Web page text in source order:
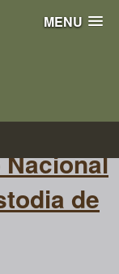
MENU
de